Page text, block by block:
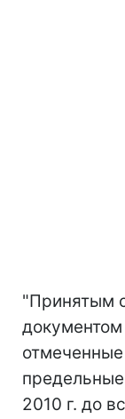
"Принятым
2010 г. до